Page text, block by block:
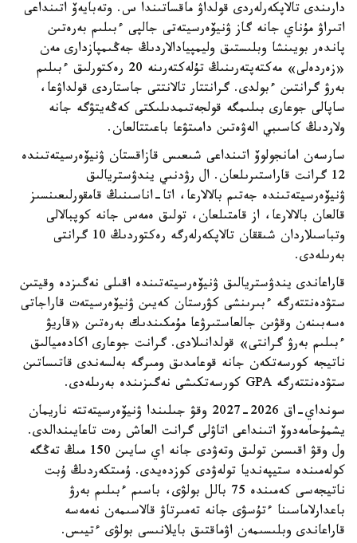
دارىندى تالاپكەرلەردى قولداۋ ماقساتىندا س. وتەبايەۆ اتىنداعى
اتىراۋ مۇناي جانە گاز ۋنيۆەرسيتەتى جالپى ءبىلىم بەرەتىن
پاندەر بويىنشا وبلىستىق وليمپيادالاردىڭ جەڭىمپازدارى مەن
«زەردەلى» مەكتەپتەرىنىڭ تۇلەكتەرىنە 20 رەكتورلىق ءبىلىم
بەرۋ گرانتىن ءبولدى. گرانتتار تالانتتى جاستاردى قولداۋعا،
ساپالى جوعارى بىلىمگە قولجەتىمدىلىكتى كەڭەيتۋگە جانە
ولاردىڭ كاسىبي الەۋەتىن دامىتۋعا باعىتتالعان.
سارسەن امانجولوۆ اتىنداعى شىعىس قازاقستان ۋنيۆەرسيتەتىندە
12 گرانت قاراستىرىلعان. ال رۋدنىي يندۋستريالىق
ۋنيۆەرسيتەتىندە جەتىم بالالارعا، اتا-اناسىنىڭ قامقورلىعىنسىز
قالعان بالالارعا، از قامتىلعان، تولىق ەمەس جانە كوپبالالى
وتباسىلاردان شىققان تالاپكەرلەرگە رەكتوردىڭ 10 گرانتى
بەرىلەدى.
قاراعاندى يندۋستريالىق ۋنيۆەرسيتەتىندە اقىلى نەگىزدە وقيتىن
ستۋدەنتتەرگە ءبىرىنشى كۋرستان كەيىن ۋنيۆەرسيتەت قاراجاتى
ەسەبىنەن وقۋىن جالعاستىرۋعا مۇمكىندىك بەرەتىن «قاريۋ
ءبىلىم بەرۋ گرانتى» قولدانىلادى. گرانت جوعارى اكادەميالىق
ناتيجە كورسەتكەن جانە قوعامدىق ومىرگە بەلسەندى قاتىساتىن
ستۋدەنتتەرگە GPA كورسەتكىشى نەگىزىندە بەرىلەدى.
سونداي-اق 2026-2027 وقۋ جىلىندا ۋنيۆەرسيتەتتە ناريمان
يشمۇحامەدوۆ اتىنداعى اتاۋلى گرانت العاش رەت تاعايىندالدى.
ول وقۋ اقىسىن تولىق وتەۋدى جانە اي سايىن 150 مىڭ تەڭگە
كولەمىندە ستيپەنديا تولەۋدى كوزدەيدى. ۇمىتكەردىڭ ۇبت
ناتيجەسى كەمىندە 75 بالل بولۋى، باسىم ءبىلىم بەرۋ
باعدارلاماسىنا ءتۇسۋى جانە تەمىرتاۋ قالاسىمەن نەمەسە
قاراعاندى وبلىسىمەن اۋماقتىق بايلانىسى بولۋى ءتيىس.